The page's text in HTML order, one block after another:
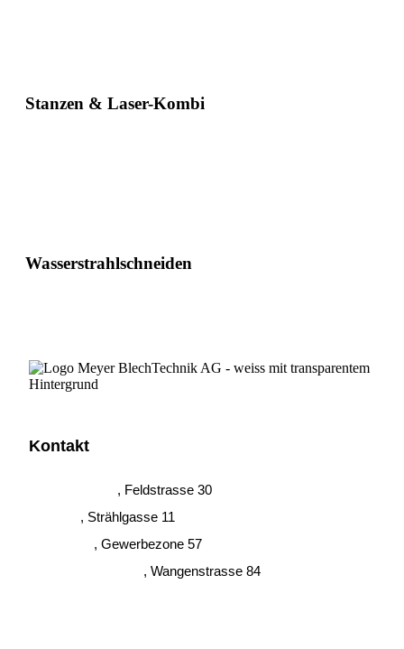
Stanzen & Laser-Kombi
Wasserstrahlschneiden
Kontakt
, Feldstrasse 30
, Strählgasse 11
, Gewerbezone 57
, Wangenstrasse 84